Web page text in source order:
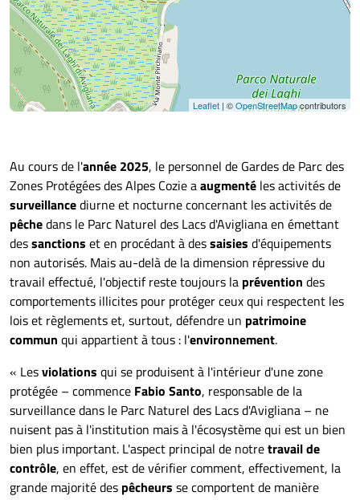
Leaflet| ©OpenStreetMapcontributors
Au cours de l'année 2025, le personnel de Gardes de Parc des
Zones Protégées des Alpes Cozie aaugmenté les activités de
surveillancediurne et nocturne concernant les activités de
pêchedans le Parc Naturel des Lacs d'Avigliana en émettant
dessanctions et en procédant à dessaisies d'équipements
non autorisés. Mais au-delà de la dimension répressive du
travail effectué, l'objectif reste toujours la prévention des
comportements illicites pour protéger ceux qui respectent les
lois et règlements et, surtout, défendre un patrimoine
commun qui appartient à tous : l'environnement.
« Lesviolations qui se produisent à l'intérieur d'une zone
protégée – commence Fabio Santo, responsable de la
surveillance dans le Parc Naturel des Lacs d'Avigliana – ne
nuisent pas à l'institution mais à l'écosystème qui est un bien
bien plus important. L'aspect principal de notretravail de
contrôle, en effet, est de vérifier comment, effectivement, la
grande majorité des pêcheurs se comportent de manière